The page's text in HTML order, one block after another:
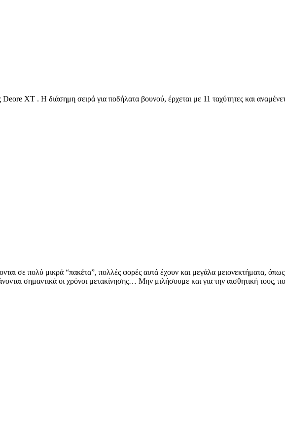
XT . Η διάσημη σειρά για ποδήλατα βουνού, έρχεται με 11 ταχύτητες και
σε πολύ μικρά “πακέτα”, πολλές φορές αυτά έχουν και μεγάλα μειονεκτήματα, όπως
σημαντικά οι χρόνοι μετακίνησης… Μην μιλήσουμε και για την αισθητική τους,